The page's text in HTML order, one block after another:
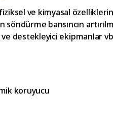
fiziksel ve kimyasal
söndürme bansıncın
ve destekleyici ekipmanlar
koruyucu